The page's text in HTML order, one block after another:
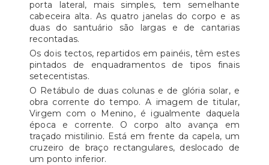
porta lateral, mais simples, tem semelhante
cabeceira alta. As quatro janelas do corpo e as
duas do santuário são largas e de cantarias
recontadas.
Os dois tectos, repartidos em painéis, têm estes
pintados de enquadramentos de tipos finais
setecentistas.
O Retábulo de duas colunas e de glória solar, e
obra corrente do tempo. A imagem de titular,
Virgem com o Menino, é igualmente daquela
época e corrente. O corpo alto avança em
traçado mistilinio. Está em frente da capela, um
cruzeiro de braço rectangulares, deslocado de
um ponto inferior.